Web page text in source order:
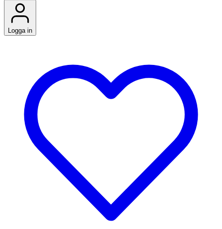
Logga in